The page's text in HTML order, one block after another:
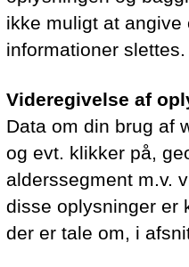
ikke muligt at angive
informationer slettes.
Videregivelse af
Data om din brug af
og evt. klikker på,
alderssegment m.v.
disse oplysninger er
der er tale om, i